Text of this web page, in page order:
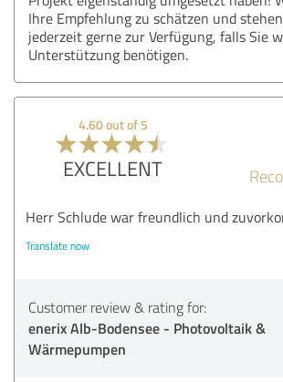
Ihre Empfehlung zu schätzen und
jederzeit gerne zur Verfügung, falls Sie
Unterstützung benötigen.
4.60 out of 5
EXCELLENT
Herr Schlude war freundlich und
Translate now
Customer review & rating for:
enerix Alb-Bodensee - Photovoltaik &
Wärmepumpen